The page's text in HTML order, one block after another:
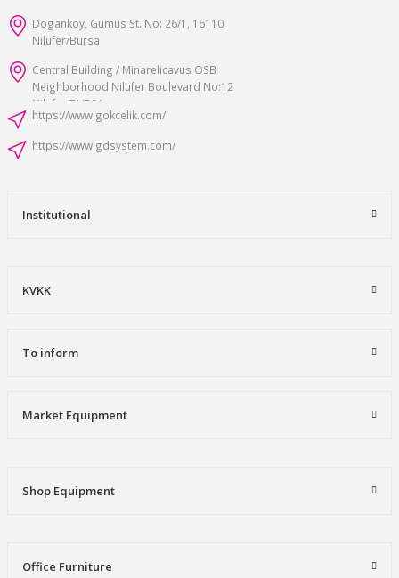
Dogankoy, Gumus St. No: 26/1, 16110
Nilufer/Bursa
Central Building / Minarelicavus OSB
Neighborhood Nilufer Boulevard No:12
Nilufer/BURSA
https://www.gokcelik.com/
https://www.gdsystem.com/
Institutional
KVKK
To inform
Market Equipment
Shop Equipment
Office Furniture